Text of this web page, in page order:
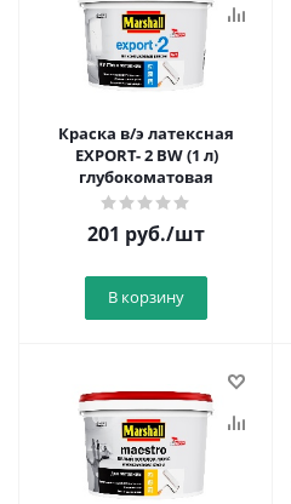
Краска в/э латексная
EXPORT- 2 BW (1 л)
глубокоматовая
201 руб./шт
В корзину